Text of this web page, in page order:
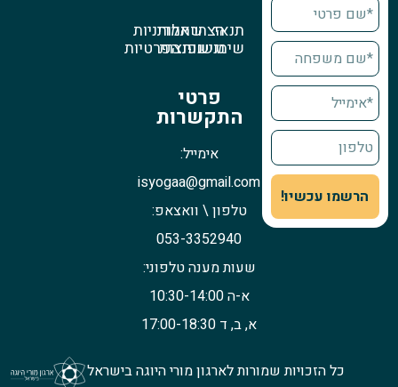
הרשמו עכשיו!
תנאי
שימוש
הצהרת
נגישות
שאלות
נפוצות
מדיניות
הפרטיות
פרטי
התקשרות
אימייל:
isyogaa@gmail.com
טלפון \ וואצאפ:
053-3352940
שעות מענה טלפוני:
א-ה 10:30-14:00
א, ב, ד 17:00-18:30
כל הזכויות שמורות לארגון מורי היוגה בישראל